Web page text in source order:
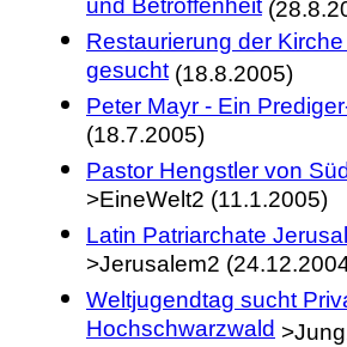
und Betroffenheit
Restaurierung der
gesucht(18.8.2005)
Peter Mayr - Ein
(18.7.2005)
Pastor Hengstler von
>EineWelt2 (11.1.2005)
Latin Patriarchate
>Jerusalem2
Weltjugendtag sucht
Hochschwarzwald